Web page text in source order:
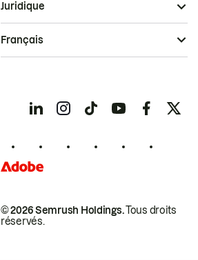
© 2026 Semrush Holdings.Tous droits
réservés.
Juridique
Français